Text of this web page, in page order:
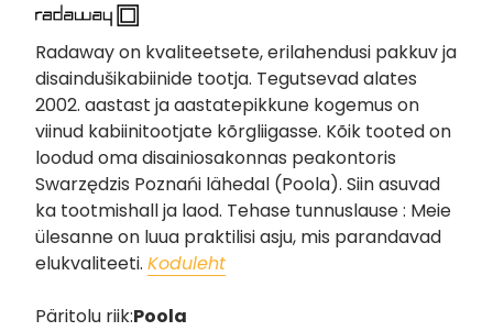
Radaway on kvaliteetsete, erilahendusi pakkuv ja
disaindušikabiinide tootja. Tegutsevad alates
2002. aastast ja aastatepikkune kogemus on
viinud kabiinitootjate kõrgliigasse. Kõik tooted on
loodud oma disainiosakonnas peakontoris
Swarzędzis Poznańi lähedal (Poola). Siin asuvad
ka tootmishall ja laod. Tehase tunnuslause : Meie
ülesanne on luua praktilisi asju, mis parandavad
elukvaliteeti. Koduleht
Päritolu riik:Poola